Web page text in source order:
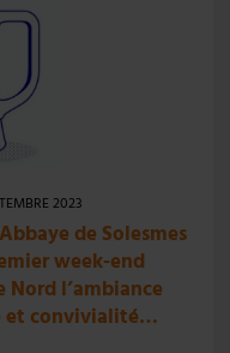
2023
de Solesmes
week-end
l’ambiance
et convivialité…